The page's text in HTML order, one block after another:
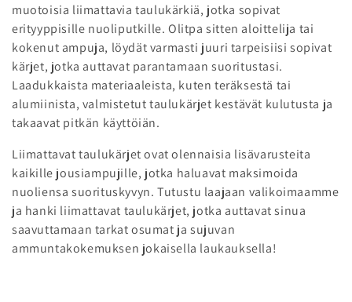
muotoisia liimattavia taulukärkiä, jotka sopivat
erityyppisille nuoliputkille. Olitpa sitten aloittelija tai
kokenut ampuja, löydät varmasti juuri tarpeisiisi sopivat
kärjet, jotka auttavat parantamaan suoritustasi.
Laadukkaista materiaaleista, kuten teräksestä tai
alumiinista, valmistetut taulukärjet kestävät kulutusta ja
takaavat pitkän käyttöiän.
Liimattavat taulukärjet ovat olennaisia lisävarusteita
kaikille jousiampujille, jotka haluavat maksimoida
nuoliensa suorituskyvyn. Tutustu laajaan valikoimaamme
ja hanki liimattavat taulukärjet, jotka auttavat sinua
saavuttamaan tarkat osumat ja sujuvan
ammuntakokemuksen jokaisella laukauksella!